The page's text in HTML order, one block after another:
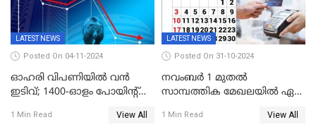
LATEST NEWS
Posted On 04-11-2024
ഓഹരി വിപണിയിൽ വൻ
ഇടിവ്; 1400-ഓളം പോയിൻ്റ്
സെൻസെക്സ്;രൂപയുടെ
1 Min Read View All
LATEST NEWS
Posted On 31-10-2024
നവംബർ 1 മുതൽ
സാമ്പത്തിക മേഖലയിൽ ഏഴ്
ടിക്കറ്റ് ബുക്കിംഗ് മുതൽ
1 Min Read View All